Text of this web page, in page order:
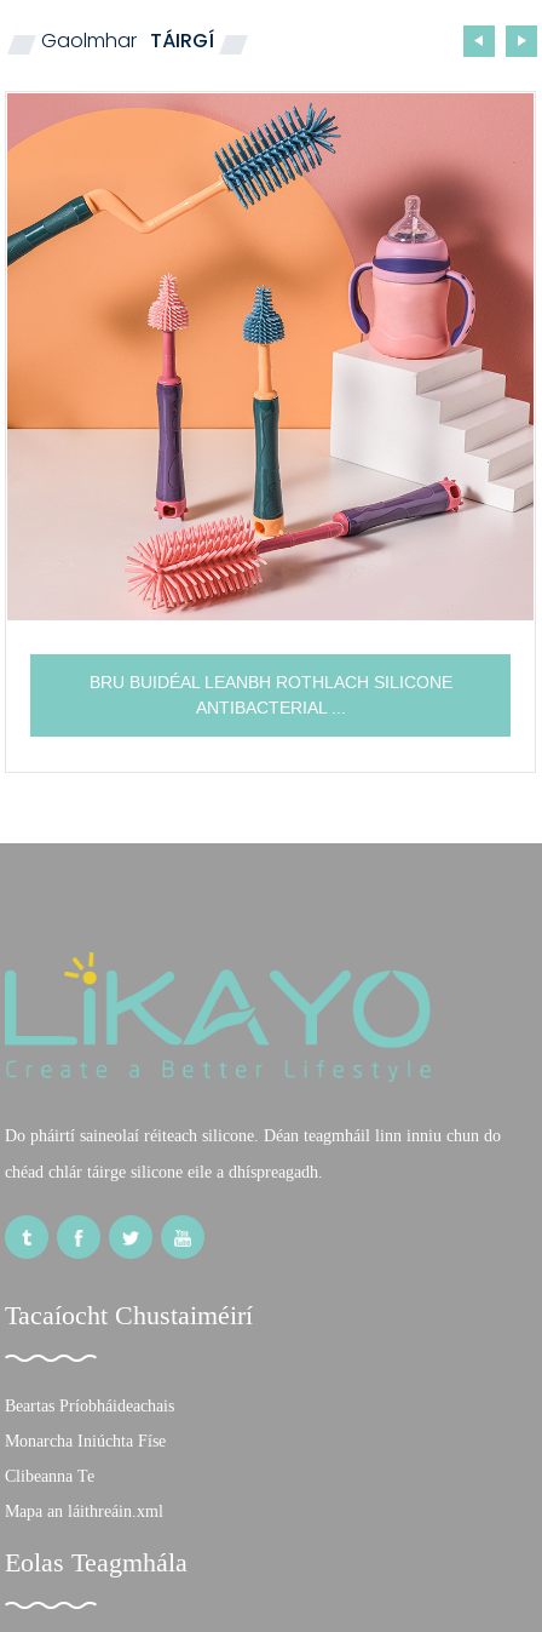
Gaolmhar TÁIRGÍ
BRU BUIDÉAL LEANBH ROTHLACH SILICONE
ANTIBACTERIAL ...
Do pháirtí saineolaí réiteach silicone. Déan teagmháil linn inniu chun do
chéad chlár táirge silicone eile a dhíspreagadh.
Tacaíocht Chustaiméirí
Beartas Príobháideachais
Monarcha Iniúchta Físe
Clibeanna Te
Mapa an láithreáin.xml
Eolas Teagmhála